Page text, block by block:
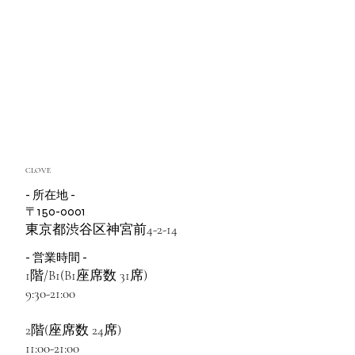
CLOVE
- 所在地 -
〒150-0001
東京都渋谷区神宮前4-2-14
- 営業時間 -
1階/B1(B1座席数 31席)
9:30-21:00
2階(座席数 24席)
11:00-21:00